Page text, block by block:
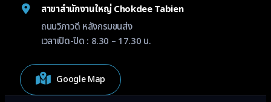
สาขาสำนักงานใหญ่ Chokdee Tabien
ถนนวิภาวดี หลังกรมขนส่ง
เวลาเปิด-ปิด : 8.30 – 17.30 น.
Google Map